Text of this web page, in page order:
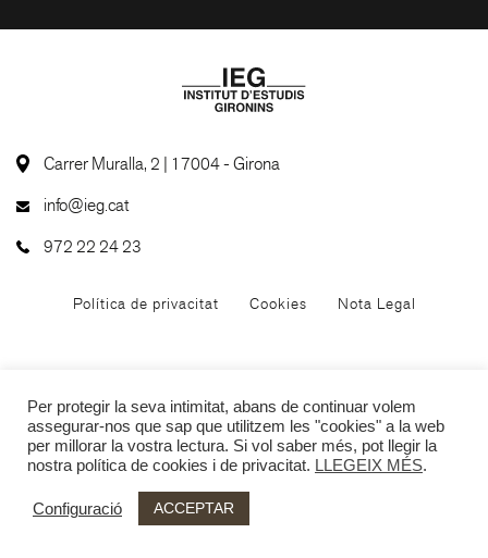
Carrer Muralla, 2 | 17004 - Girona
info@ieg.cat
972 22 24 23
Política de privacitat Cookies Nota Legal
Per protegir la seva intimitat, abans de continuar volem
assegurar-nos que sap que utilitzem les "cookies" a la web
per millorar la vostra lectura. Si vol saber més, pot llegir la
nostra política de cookies i de privacitat. LLEGEIX MÉS.
Configuració ACCEPTAR